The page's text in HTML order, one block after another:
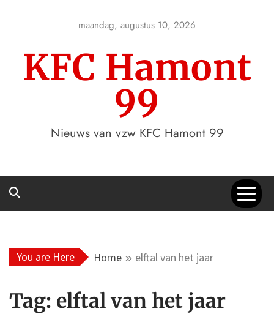
maandag, augustus 10, 2026
KFC Hamont
99
Nieuws van vzw KFC Hamont 99
You are Here Home elftal van het jaar
Tag: elftal van het jaar